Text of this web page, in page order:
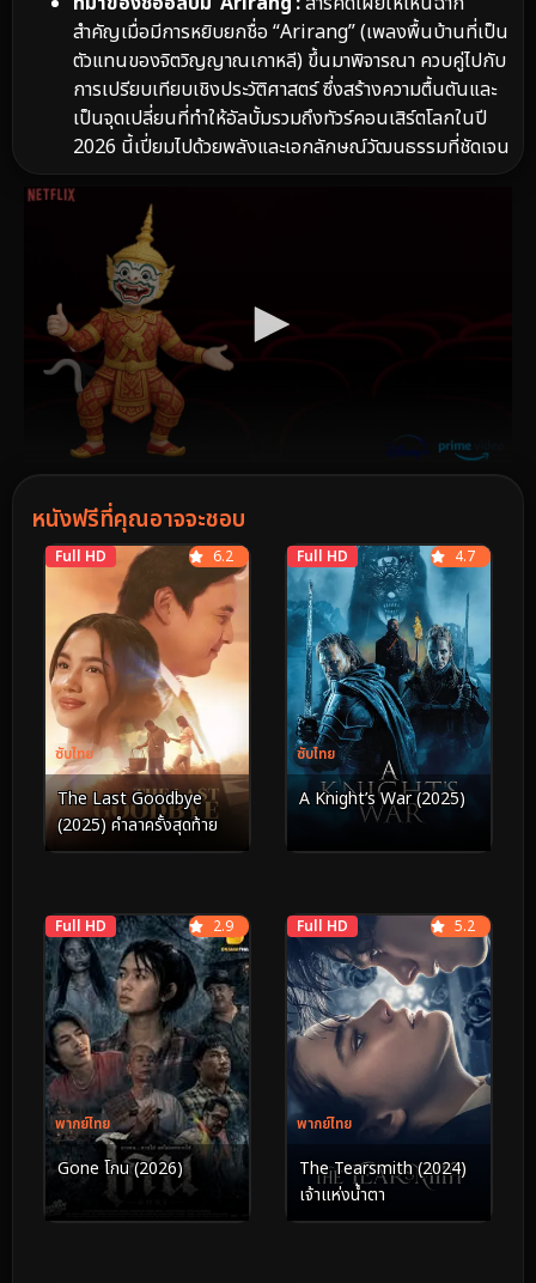
สำคัญเมื่อมีการหยิบยกชื่อ “Arirang” (เพลงพื้นบ้านที่เป็น
ตัวแทนของจิตวิญญาณเกาหลี) ขึ้นมาพิจารณา ควบคู่ไปกับ
การเปรียบเทียบเชิงประวัติศาสตร์ ซึ่งสร้างความตื้นตันและ
เป็นจุดเปลี่ยนที่ทำให้อัลบั้มรวมถึงทัวร์คอนเสิร์ตโลกในปี
2026 นี้เปี่ยมไปด้วยพลังและเอกลักษณ์วัฒนธรรมที่ชัดเจน
หนังฟรีที่คุณอาจจะชอบ
Full HD
ซับไทย
6.2
The Last Goodbye
(2025) คำลาครั้งสุดท้าย
Full HD
ซับไทย
4.7
A Knight’s War (2025)
Full HD
พากย์ไทย
2.9
Gone โกน (2026)
Full HD
พากย์ไทย
5.2
The Tearsmith (2024)
เจ้าแห่งน้ำตา